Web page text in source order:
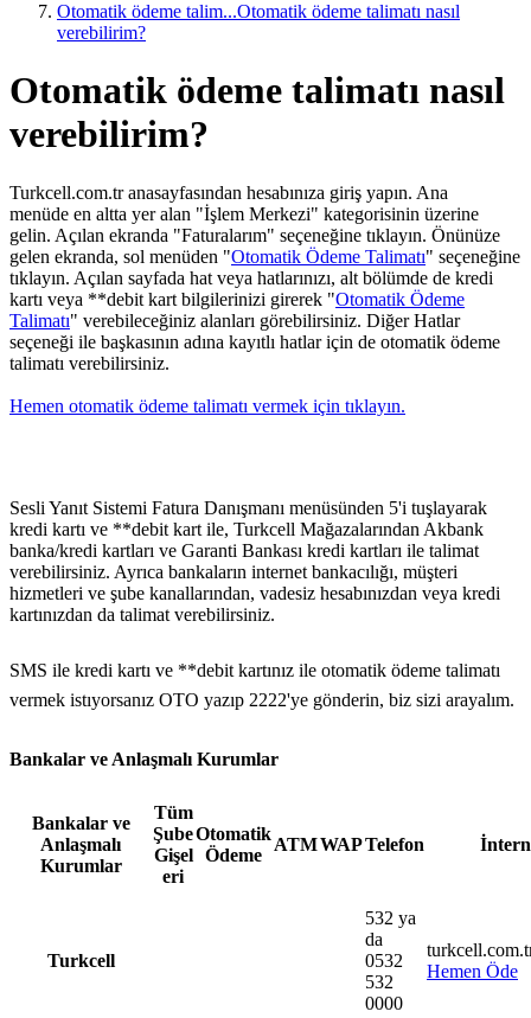
Otomatik ödeme talim...Otomatik ödeme talimatı nasıl
verebilirim?
Otomatik ödeme talimatı nasıl
verebilirim?
​​​Turkcell.com.tr anasayfasından hesabınıza giriş yapın. Ana
menüde en altta yer alan "İşlem Merkezi" kategorisinin üzerine
gelin. Açılan ekranda "Faturalarım" seçeneğine tıklayın. Önünüze
gelen ekranda, sol menüden "Otomatik Ödeme Talimatı​" seçeneğine
tıklayın. Açılan sayfada hat veya hatlarınızı, alt bölümde de kredi
kartı veya **debit kart bilgilerinizi girerek "Otomatik Ödeme
Talimatı" verebileceğiniz alanları görebilirsiniz. Diğer Hatlar
seçeneği ile başkasının adına kayıtlı hatlar için de otomatik ödeme
talimatı verebilirsiniz.
Hemen otomatik ödeme talimatı vermek için tıklayın.​
Sesli Yanıt Sistemi Fatura Danışmanı menüsünden 5'i tuşlayarak
kredi kartı ve **debit kart ile, Turkcell Mağazalarından Akbank
banka/kredi kartları ve Garanti Bankası kredi kartları ile talimat
verebilirsiniz.​ Ayrıca bankaların internet bankacılığı, müşteri
hizmetleri ve şube kanallarından, vadesiz hesabınızdan veya kredi
kartınızdan da talimat verebilirsiniz.​
SMS ile kredi kartı ve **debit kartınız ile otomatik ödeme talimatı
vermek istıyorsanız OTO yazıp 2222'ye gönderin, biz sizi arayalım.
Bankalar ve Anlaşmalı Kurumlar
​Bankalar ve
Anlaşmalı
Kurumlar
​Tüm
Şube
Gişel​
eri
Otomatik
Ödeme​
ATM​WAP​Telefon​
Turkcell
532 ya
da
0532
532
0000​
He​men Öde​